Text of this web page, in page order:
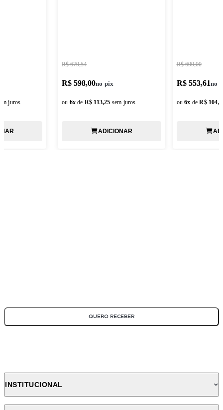
R$ 679,54
R$ 598,00
ou 6x de R$ 113,25 sem juros
ADICIONAR
R$ 699,00
R$ 553,61
ou6x de R$
juros
QUERO RECEBER
INSTITUCIONAL